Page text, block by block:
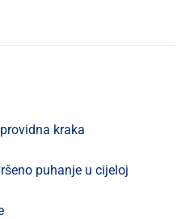
kraka
puhanje u cijeloj